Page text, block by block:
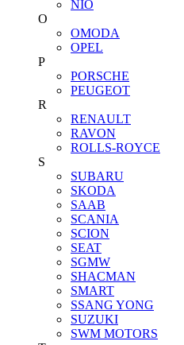
NIO
O
OMODA
OPEL
P
PORSCHE
PEUGEOT
R
RENAULT
RAVON
ROLLS-ROYCE
S
SUBARU
SKODA
SAAB
SCANIA
SCION
SEAT
SGMW
SHACMAN
SMART
SSANG YONG
SUZUKI
SWM MOTORS